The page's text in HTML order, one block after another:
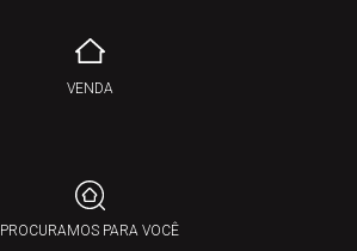
VENDA
PROCURAMOS PARA VOCÊ